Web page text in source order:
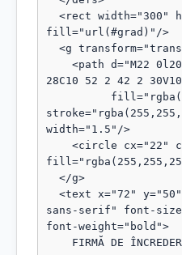
fill="url(#grad)"/>
28C10 52 2 42 2
width="1.5"/>
sans-serif" font-
font-weight="bold">